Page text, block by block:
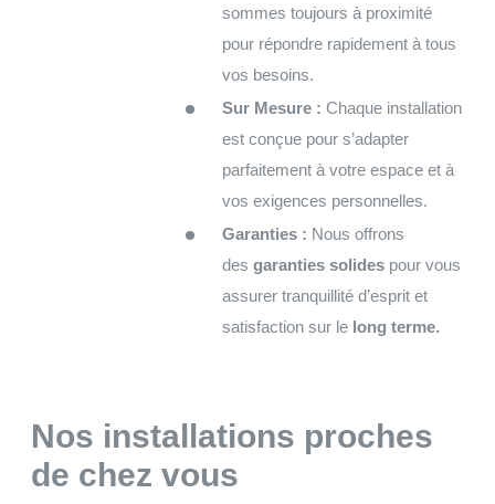
sommes toujours à proximité
pour répondre rapidement à tous
vos besoins.
Sur Mesure : Chaque installation
est conçue pour s’adapter
parfaitement à votre espace et à
vos exigences personnelles.
Garanties : Nous offrons
des garanties solidespour vous
assurer tranquillité d’esprit et
satisfaction sur le long terme.
Nos installations proches
de chez vous